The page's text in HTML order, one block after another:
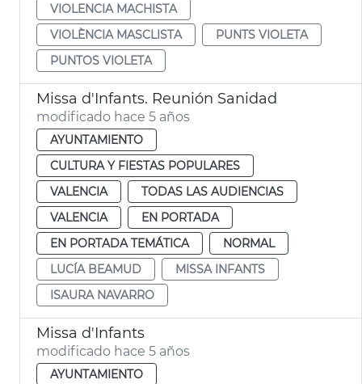
VIOLENCIA MACHISTA
VIOLÈNCIA MASCLISTA
PUNTS VIOLETA
PUNTOS VIOLETA
Missa d'Infants. Reunión Sanidad
modificado hace 5 años
AYUNTAMIENTO
CULTURA Y FIESTAS POPULARES
VALENCIA
TODAS LAS AUDIENCIAS
VALENCIA
EN PORTADA
EN PORTADA TEMÁTICA
NORMAL
LUCÍA BEAMUD
MISSA INFANTS
ISAURA NAVARRO
Missa d'Infants
modificado hace 5 años
AYUNTAMIENTO